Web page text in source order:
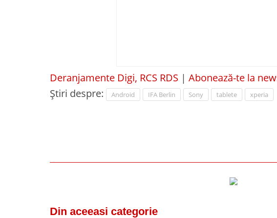
Deranjamente Digi, RCS RDS | Abonează-te la
Știri despre:
Android IFA Berlin Sony tablete xperia
Din aceeasi categorie